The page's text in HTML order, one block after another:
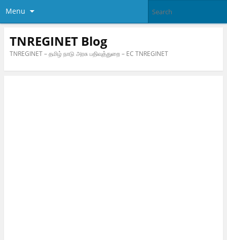
Menu
TNREGINET Blog
TNREGINET – தமிழ் நாடு அரசு பதிவுத்துறை – EC TNREGINET